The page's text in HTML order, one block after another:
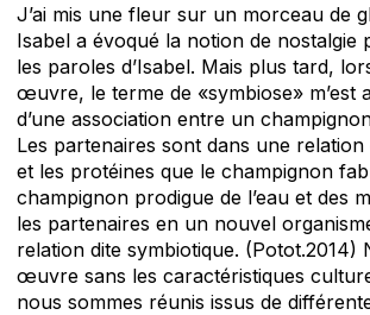
J’ai mis une fleur sur un morceau de
Isabel a évoqué la notion de
les paroles d’Isabel. Mais plus tard,
œuvre, le terme de «symbiose» m’est
d’une association entre un
Les partenaires sont dans une relation
et les protéines que le champignon
champignon prodigue de l’eau et des
les partenaires en un nouvel
relation dite symbiotique.
œuvre sans les caractéristiques
nous sommes réunis issus de